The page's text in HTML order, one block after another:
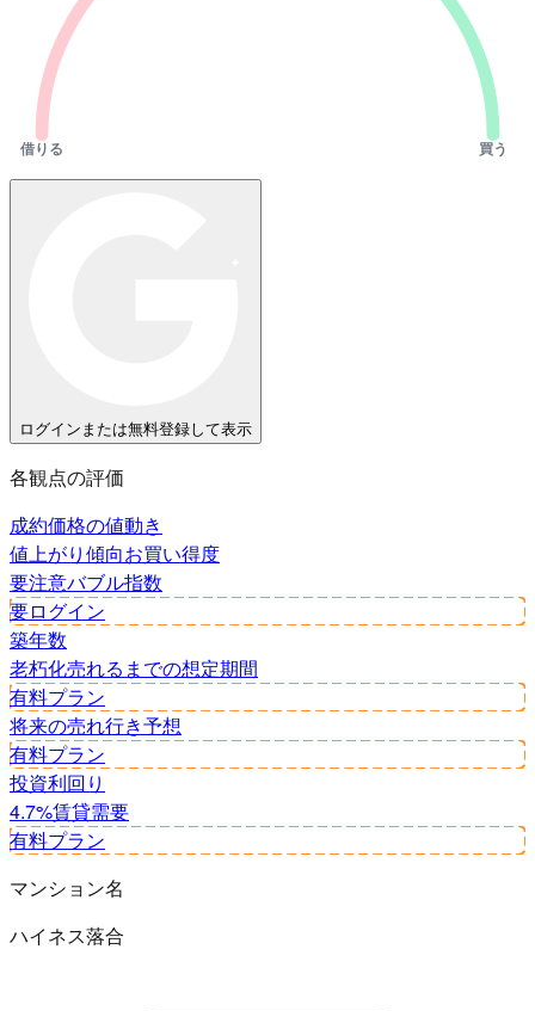
借りる 買う
ログインまたは無料登録して表示
各観点の評価
成約価格の値動き
値上がり傾向お買い得度
要注意バブル指数
要ログイン
築年数
老朽化売れるまでの想定期間
有料プラン
将来の売れ行き予想
有料プラン
投資利回り
4.7%賃貸需要
有料プラン
マンション名
ハイネス落合